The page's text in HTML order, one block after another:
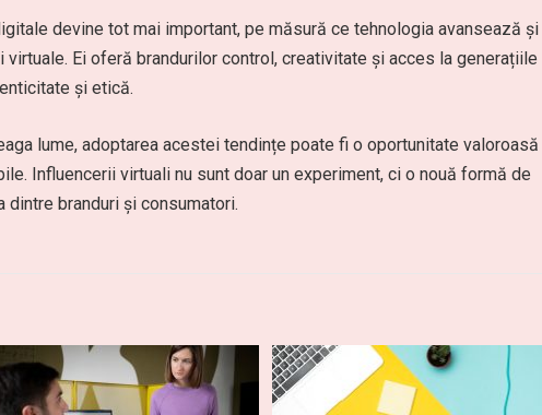
devine tot mai important, pe măsură ce tehnologia avansează și
Ei oferă brandurilor control, creativitate și acces la generațiile
și etică.
lume, adoptarea acestei tendințe poate fi o oportunitate valoroasă
Influencerii virtuali nu sunt doar un experiment, ci o nouă formă de
branduri și consumatori.